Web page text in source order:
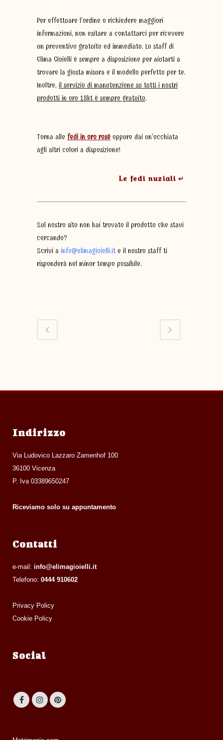
Per effettuare l’ordine o richiedere maggiori
informazioni, non esitare a contattarci per ricevere
un preventivo gratuito ed immediato. Lo staff di
Elima Gioielli è sempre a disposizione per aiutarti a
trovare la giusta misura e il modello perfetto per te.
Inoltre, il servizio di manutenzione su tutti i nostri
prodotti in oro 18kt è sempre gratuito.
Torna alle fedi in oro rosé oppure dai un’occhiata
agli altri colori a disposizione!
Le fedi nuziali ↵
Sul nostro sito non hai trovato il prodotto che stavi
cercando?
Scrivi a info@elimagioielli.it e il nostro staff ti
risponderà nel minor tempo possibile.
Indirizzo
Via Ludovico Lazzaro Zamenhof 100
36100 Vicenza
P. Iva 03389650247
Riceviamo solo su appuntamento
Contatti
e-mail: info@elimagioielli.it
Telefono: 0444 910602
Privacy Policy
Cookie Policy
Social